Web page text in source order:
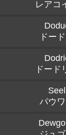
レアコ
ドー
ドード
Seel
パウ